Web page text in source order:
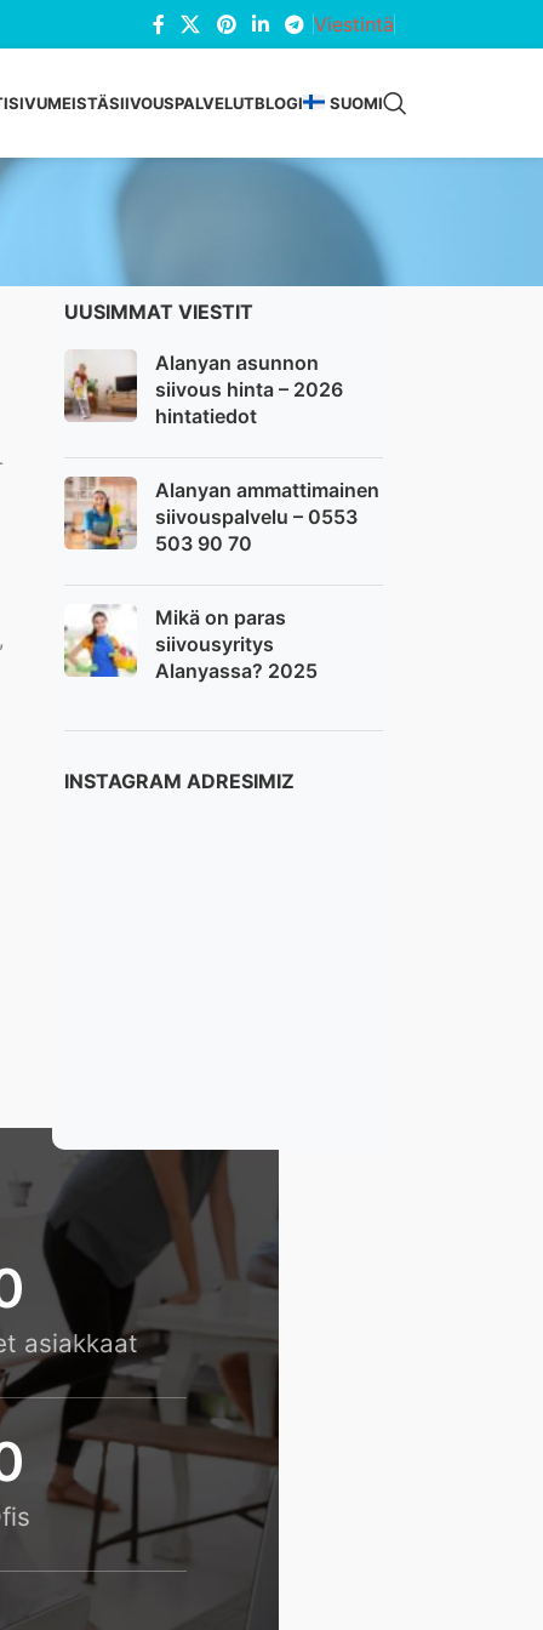
Viestintä
MEISTÄSIIVOUSPALVELUTBLOGI SUOMI
asiakkaat
UUSIMMAT VIESTIT
Alanyan asunnon
siivous hinta – 2026
hintatiedot
Alanyan ammattimainen
siivouspalvelu – 0553
503 90 70
Mikä on paras
siivousyritys
Alanyassa? 2025
INSTAGRAM ADRESIMIZ